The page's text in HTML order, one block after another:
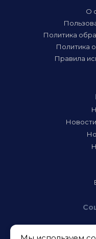
О
Политика
Политика
Правила